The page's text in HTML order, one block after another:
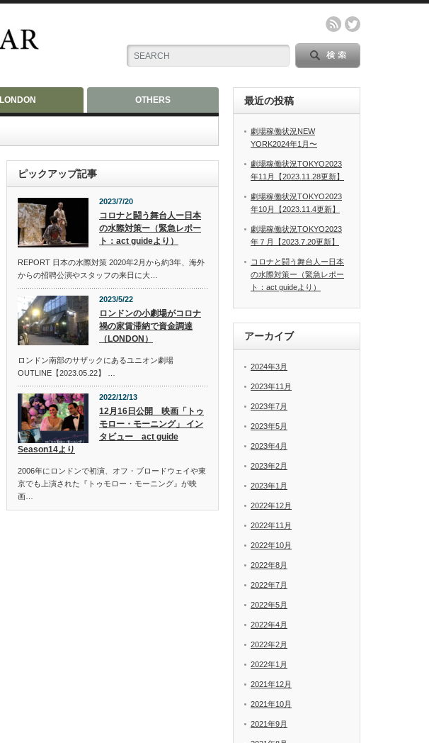
LONDON OTHERS
ピックアップ記事
2023/7/20
コロナと闘う舞台人ー日本
の水際対策ー（緊急レポー
ト：act guideより）
REPORT 日本の水際対策 2020年2月から約3年、海外
からの招聘公演やスタッフの来日に大…
2023/5/22
ロンドンの小劇場がコロナ
禍の家賃滞納で資金調達
（LONDON）
ロンドン南部のサザックにあるユニオン劇場
OUTLINE【2023.05.22】 …
2022/12/13
12月16日公開 映画「トゥ
モロー・モーニング」 イン
タビュー act guide
Season14より
2006年にロンドンで初演、オフ・ブロードウェイや東
京でも上演された『トゥモロー・モーニング』が映
画…
最近の投稿
劇場稼働状況NEW
YORK2024年1月〜
劇場稼働状況TOKYO2023
年11月【2023.11.28更新】
劇場稼働状況TOKYO2023
年10月【2023.11.4更新】
劇場稼働状況TOKYO2023
年７月【2023.7.20更新】
コロナと闘う舞台人ー日本
の水際対策ー（緊急レポー
ト：act guideより）
アーカイブ
2024年3月
2023年11月
2023年7月
2023年5月
2023年4月
2023年2月
2023年1月
2022年12月
2022年11月
2022年10月
2022年8月
2022年7月
2022年5月
2022年4月
2022年2月
2022年1月
2021年12月
2021年10月
2021年9月